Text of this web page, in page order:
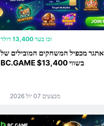
זכו בעד 13,400 דולר
אתגר מכפיל המשחקים המובילים של
BC.GAME בשווי $13,400
מבצעים 07 יול 2026